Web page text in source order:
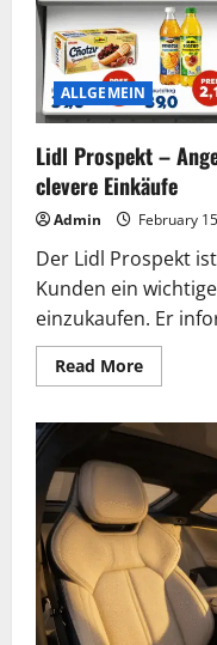
ALLGEMEIN
Lidl Prospekt –
clevere Einkäufe
Admin February
Der Lidl Prospekt
Kunden ein
einzukaufen. Er
Read MoreRead
more
Prospekt
Aktionen
und
Tipps
für
clevere
Einkäufe